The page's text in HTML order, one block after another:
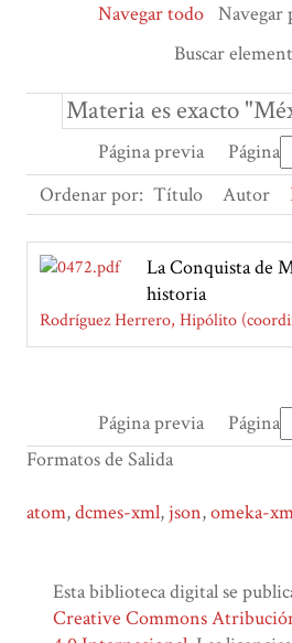
Navegar todo Navegar
Buscar
Materia es exacto
Página previa Página
Ordenar por: Título Autor
La Conquista de
historia
Rodríguez Herrero, Hipólito
Página previa Página
Formatos de Salida
atom,dcmes-xml, json,omeka-
Esta biblioteca digital se
Creative Commons